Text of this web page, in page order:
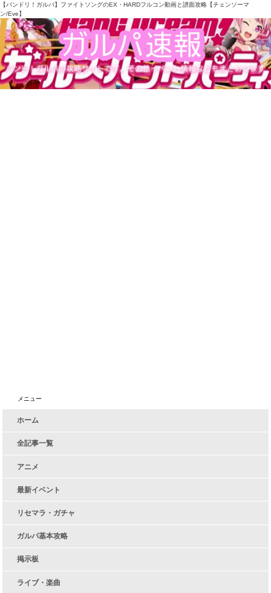
【バンドリ！ガルパ】ファイトソングのEX・HARDフルコン動画と譜面攻略【チェンソーマ
ン/Eve】
メニュー
ホーム
全記事一覧
アニメ
最新イベント
リセマラ・ガチャ
ガルパ基本攻略
掲示板
ライブ・楽曲